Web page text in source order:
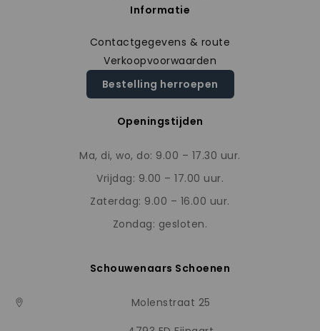
Informatie
Contactgegevens & route
Verkoopvoorwaarden
Bestelling herroepen
Openingstijden
Ma, di, wo, do: 9.00 – 17.30 uur.
Vrijdag: 9.00 – 17.00 uur.
Zaterdag: 9.00 – 16.00 uur.
Zondag: gesloten.
Schouwenaars Schoenen
Molenstraat 25